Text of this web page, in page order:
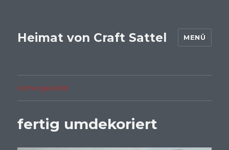
Heimat von Craft Sattel MENÜ
Vorheriges Bild
fertig umdekoriert